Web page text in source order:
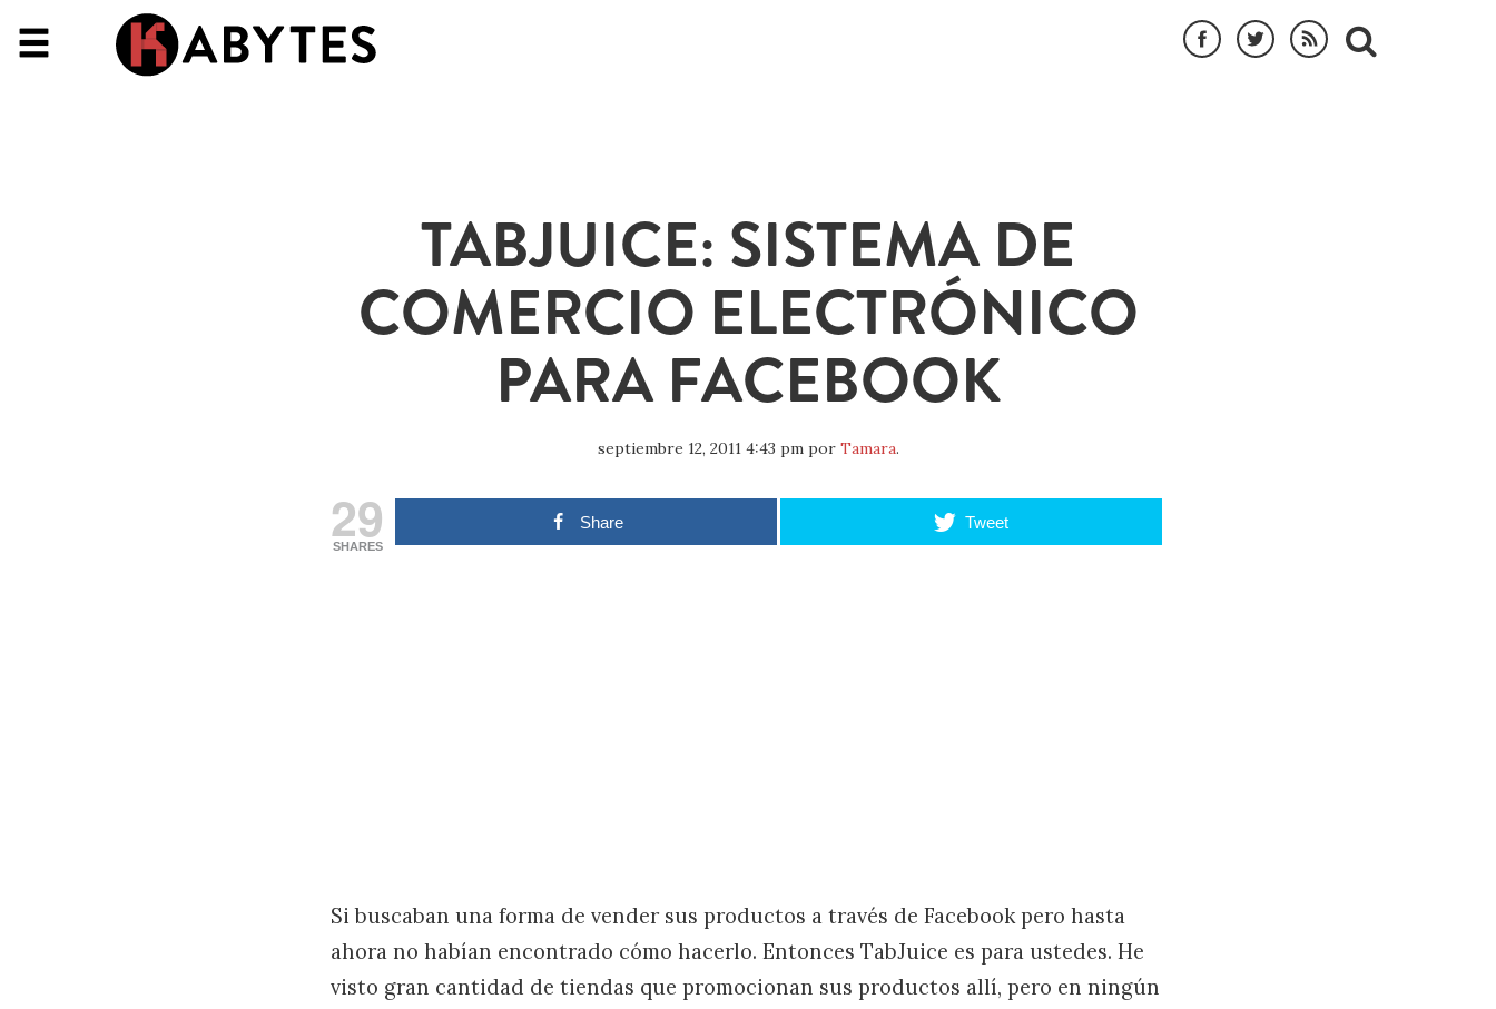
TABJUICE: SISTEMA DE
COMERCIO ELECTRÓNICO
PARA FACEBOOK
septiembre 12, 2011 4:43 pmpor Tamara.
29
SHARES
Share Tweet
Si buscaban una forma de vender sus productos a través de Facebook pero hasta
ahora no habían encontrado cómo hacerlo. Entonces TabJuice es para ustedes. He
visto gran cantidad de tiendas que promocionan sus productos allí, pero en ningún